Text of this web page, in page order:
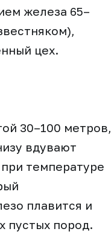
железа 65–
цех.
30–100 метров,
вдувают
температуре
плавится и
пустых пород.